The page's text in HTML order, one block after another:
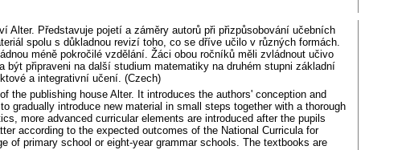
Představuje pojetí a záměry autorů při přizpůsobování učebních
spolu s důkladnou revizí toho, co se dříve učilo v různých formách.
méně pokročilé vzdělání. Žáci obou ročníků měli zvládnout učivo
připraveni na další studium matematiky na druhém stupni základní
a integrativní učení. (Czech)
the publishing house Alter. It introduces the authors' conception and
gradually introduce new material in small steps together with a thorough
more advanced curricular elements are introduced after the pupils
according to the expected outcomes of the National Curricula for
of primary school or eight-year grammar schools. The textbooks are